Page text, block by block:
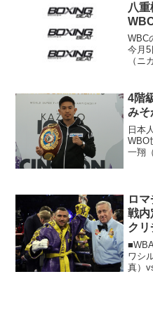
八重
WBC
今月5
（ニ
覇を
ばれ
4階
みそ
日本
WBO
一翔
リコ
ロ
戦
ク
ワシ
真）